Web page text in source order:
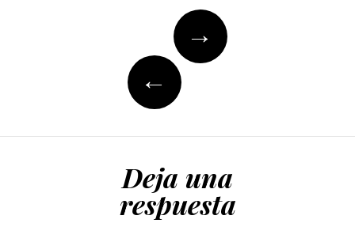
navigation
→
←
Deja una
respuesta